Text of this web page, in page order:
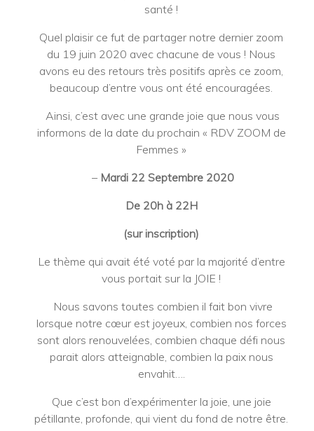
santé !
Quel plaisir ce fut de partager notre dernier zoom
du 19 juin 2020 avec chacune de vous ! Nous
avons eu des retours très positifs après ce zoom,
beaucoup d’entre vous ont été encouragées.
Ainsi, c’est avec une grande joie que nous vous
informons de la date du prochain « RDV ZOOM de
Femmes »
– Mardi 22 Septembre 2020
De 20h à 22H
(sur inscription)
Le thème qui avait été voté par la majorité d’entre
vous portait sur la JOIE !
Nous savons toutes combien il fait bon vivre
lorsque notre cœur est joyeux, combien nos forces
sont alors renouvelées, combien chaque défi nous
parait alors atteignable, combien la paix nous
envahit….
Que c’est bon d’expérimenter la joie, une joie
pétillante, profonde, qui vient du fond de notre être.